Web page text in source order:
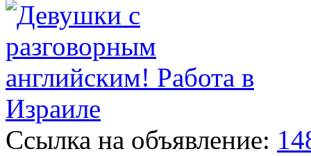
Ссылка на объявление: